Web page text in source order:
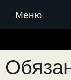
Меню
к
содержимому